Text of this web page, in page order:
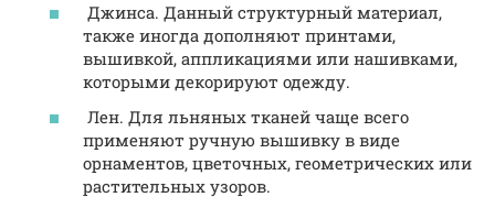
Джинса. Данный структурный материал,
также иногда дополняют принтами,
вышивкой, аппликациями или нашивками,
которыми декорируют одежду.
Лен. Для льняных тканей чаще всего
применяют ручную вышивку в виде
орнаментов, цветочных, геометрических или
растительных узоров.